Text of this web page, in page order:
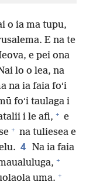
o ia ma tupu,
E na te
e pei ona
lo o lea, na
na ia faia foʻi
foʻi taulaga i
i le afi, + e
+ na tuliesea e
4 Na ia faia
+
uma. +